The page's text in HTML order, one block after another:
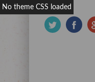
No theme CSS loaded